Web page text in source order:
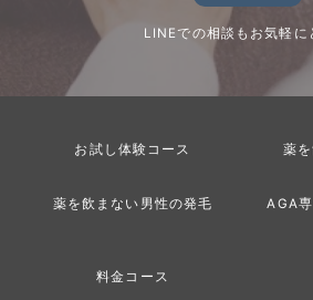
LINEでの相談もお気軽に
お試し体験コース 薬
薬を飲まない男性の発毛
AGA
料金コース